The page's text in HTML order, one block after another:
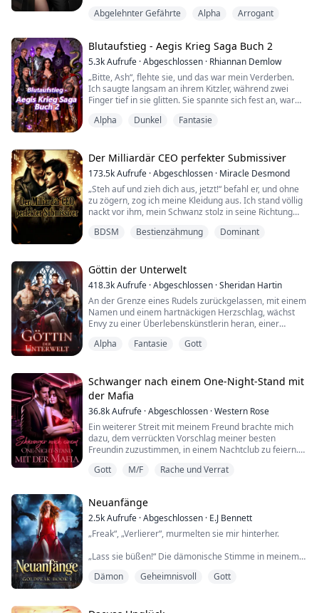
blieb immer dieselbe … JA.
Kontinent. Doch obwohl Beta-Blut durch ihre Adern
floss, wusste...
Abgelehnter Gefährte Alpha Arrogant
Blutaufstieg - Aegis Krieg Saga Buch 2
5.3kAufrufe ·Abgeschlossen · Rhiannan Demlow
„Bitte, Ash“, flehte sie, und das war mein Verderben.
Ich saugte langsam an ihrem Kitzler, während zwei
Finger tief in sie glitten. Sie spannte sich fest an, war
ihr Haar gekrallt, während sie seinen Schwanz in den
DIES IST DAS ZWEITE BUCH EINER REIHE. BITTE ...
Alpha Dunkel Fantasie
Der Milliardär CEO perfekter Submissiver
173.5kAufrufe ·Abgeschlossen · Miracle Desmond
„Steh auf und zieh dich aus, jetzt!“ befahl er, und ohne
zu zögern, zog ich meine Kleidung aus. Ich stand völlig
nackt vor ihm, mein Schwanz stolz in seine Richtung
und ich will, dass du jeden Tropfen meines Spermas
schluckst. Verstanden?“
„J...ja, Meister.“ hauchte ich.
„Guter...
BDSM Bestienzähmung Dominant
Göttin der Unterwelt
418.3kAufrufe ·Abgeschlossen ·Sheridan Hartin
An der Grenze eines Rudels zurückgelassen, mit einem
Namen und einem hartnäckigen Herzschlag, wächst
Envy zu einer Überlebenskünstlerin heran, einer
und weitergeht. Liebe ist nicht Teil des Plans... bis vier
beugt, die einzige Königin ist, di...
Alpha Fantasie Gott
Schwanger nach einem One-Night-Stand mit
der Mafia
36.8kAufrufe ·Abgeschlossen ·Western Rose
Ein weiterer Streit mit meinem Freund brachte mich
dazu, dem verrückten Vorschlag meiner besten
Freundin zuzustimmen, in einem Nachtclub zu feiern.
ich landete in den Armen eines erschreckend gut
Wir verbrachten die Nacht zusammen unter seinen
Laken, während er mich durch wilde Gefilde der Lust
führte. Aber a...
Gott M/F Rache und Verrat
Neuanfänge
2.5kAufrufe ·Abgeschlossen · E.J Bennett
„Freak“, „Verlierer“, murmelten sie mir hinterher.
„Lass sie büßen!“ Die dämonische Stimme in meinem
Dämon Geheimnisvoll Gott